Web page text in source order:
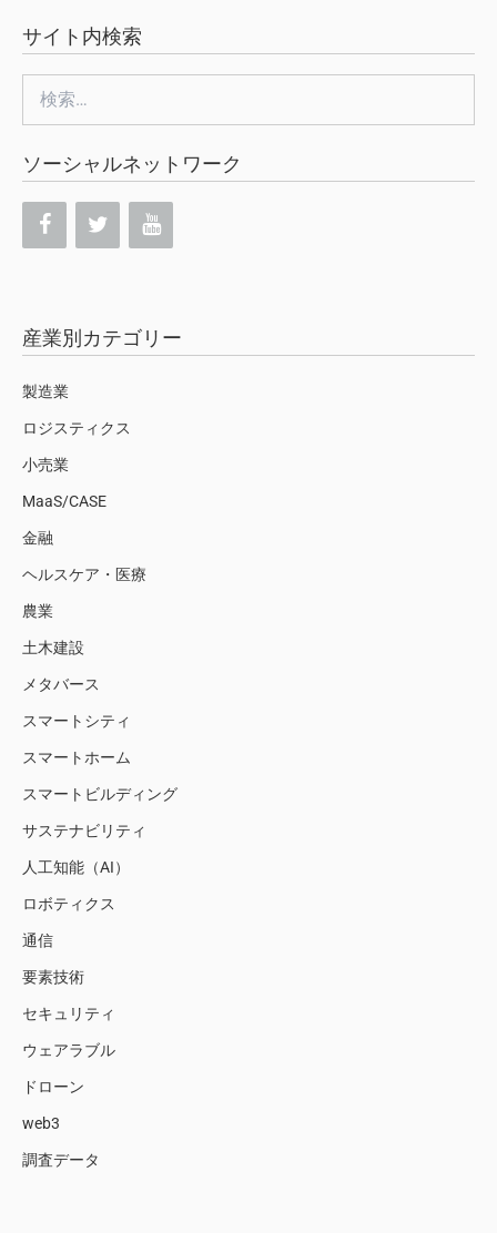
サイト内検索
索:
ソーシャルネットワーク
産業別カテゴリー
製造業
ロジスティクス
小売業
MaaS/CASE
金融
ヘルスケア・医療
農業
土木建設
メタバース
スマートシティ
スマートホーム
スマートビルディング
サステナビリティ
人工知能（AI）
ロボティクス
通信
要素技術
セキュリティ
ウェアラブル
ドローン
web3
調査データ